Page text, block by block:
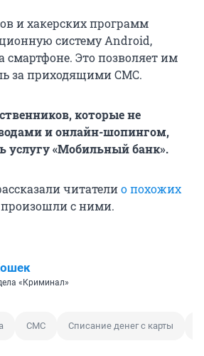
и хакерских программ
систему Android,
смартфоне. Это позволяет им
за приходящими СМС.
которые не
и онлайн-шопингом,
услугу «Мобильный банк».
читателио похожих
произошли с ними.
«Криминал»
СМС Списание денег с карты